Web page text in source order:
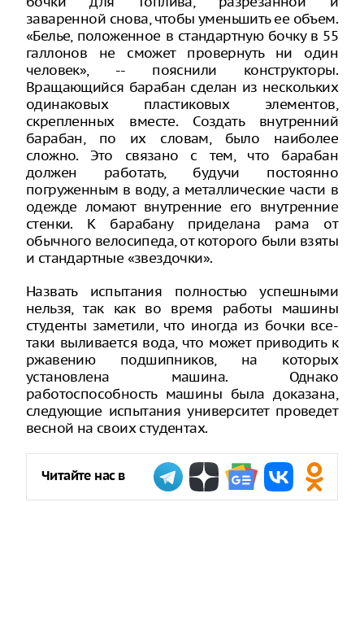
заваренной снова, чтобы уменьшить ее объем.
«Белье, положенное в стандартную бочку в 55
галлонов не сможет провернуть ни один
человек», -- пояснили конструкторы.
Вращающийся барабан сделан из нескольких
одинаковых пластиковых элементов,
скрепленных вместе. Создать внутренний
барабан, по их словам, было наиболее
сложно. Это связано с тем, что барабан
должен работать, будучи постоянно
погруженным в воду, а металлические части в
одежде ломают внутренние его внутренние
стенки. К барабану приделана рама от
обычного велосипеда, от которого были взяты
и стандартные «звездочки».
Назвать испытания полностью успешными
нельзя, так как во время работы машины
студенты заметили, что иногда из бочки все-
таки выливается вода, что может приводить к
ржавению подшипников, на которых
установлена машина. Однако
работоспособность машины была доказана,
следующие испытания университет проведет
весной на своих студентах.
Читайте нас в